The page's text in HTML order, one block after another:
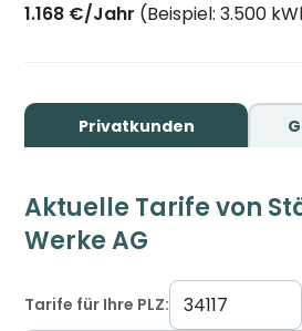
1.168 €/Jahr (Beispiel: 3.500
Privatkunden
Aktuelle Tarife von
Werke AG
Tarife für Ihre PLZ: